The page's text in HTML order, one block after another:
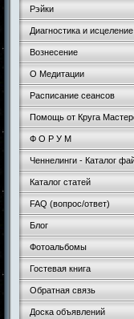
Рэйки
Диагностика и исцеление
Вознесение
О Медитации
Расписание сеансов
Помощь от Круга
Ф О Р У М
Ченнелинги - Каталог
Каталог статей
FAQ (вопрос/ответ)
Блог
Фотоальбомы
Гостевая книга
Обратная связь
Доска объявлений